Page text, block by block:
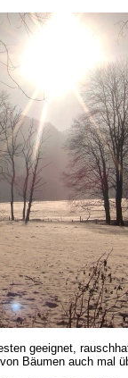
geeignet,
Bäumen auch mal